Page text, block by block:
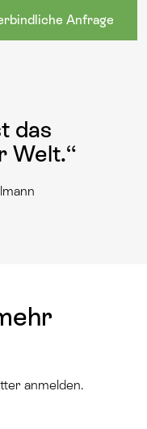
Anfrage
das
Welt.“
anmelden.